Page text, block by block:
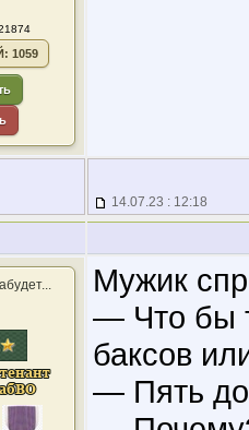
1059
14.07.23 : 12:18
Мужик
— Что бы
баксов
— Пять